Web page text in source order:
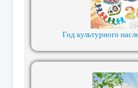
Год культурного